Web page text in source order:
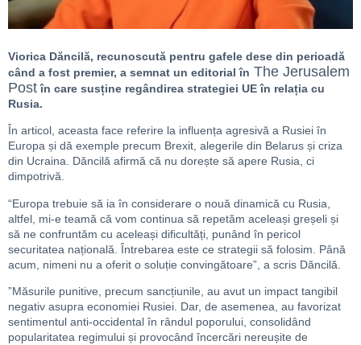
Viorica Dăncilă, recunoscută pentru gafele dese din perioadă
când a fost premier, a semnat un editorial în The Jerusalem
Post în care susține regândirea strategiei UE în relația cu
Rusia.
În articol, aceasta face referire la influența agresivă a Rusiei în
Europa și dă exemple precum Brexit, alegerile din Belarus și criza
din Ucraina. Dăncilă afirmă că nu dorește să apere Rusia, ci
dimpotrivă.
“Europa trebuie să ia în considerare o nouă dinamică cu Rusia,
altfel, mi-e teamă că vom continua să repetăm aceleași greșeli și
să ne confruntăm cu aceleași dificultăți, punând în pericol
securitatea națională. Întrebarea este ce strategii să folosim. Până
acum, nimeni nu a oferit o soluție convingătoare”, a scris Dăncilă.
”Măsurile punitive, precum sancțiunile, au avut un impact tangibil
negativ asupra economiei Rusiei. Dar, de asemenea, au favorizat
sentimentul anti-occidental în rândul poporului, consolidând
popularitatea regimului și provocând încercări nereușite de